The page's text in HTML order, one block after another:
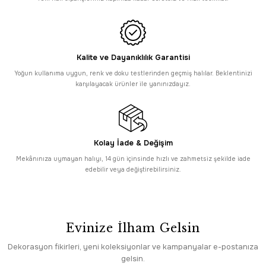
Romans Naturel 1715 Gri Halı - Barok Modeli Vintage Gri Halı
4.325,30 TL
Romans
Romans Herat 2808 Koyu Lacivert Halı - İpeksi Dokulu Desenli Salon
Kalite ve Dayanıklılık Garantisi
Yoğun kullanıma uygun, renk ve doku testlerinden geçmiş halılar. Beklentinizi
karşılayacak ürünler ile yanınızdayız.
Kolay İade & Değişim
Mekânınıza uymayan halıyı, 14 gün içinsinde hızlı ve zahmetsiz şekilde iade
edebilir veya değiştirebilirsiniz.
Evinize İlham Gelsin
Dekorasyon fikirleri, yeni koleksiyonlar ve kampanyalar e-postanıza
gelsin.